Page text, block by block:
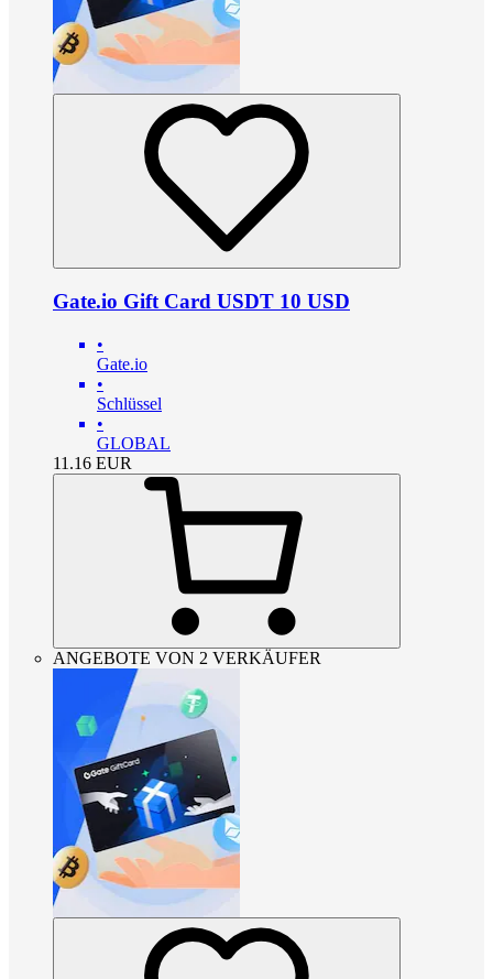
Gate.io Gift Card USDT 10 USD
•
Gate.io
•
Schlüssel
•
GLOBAL
11.16 EUR
ANGEBOTE VON 2 VERKÄUFER